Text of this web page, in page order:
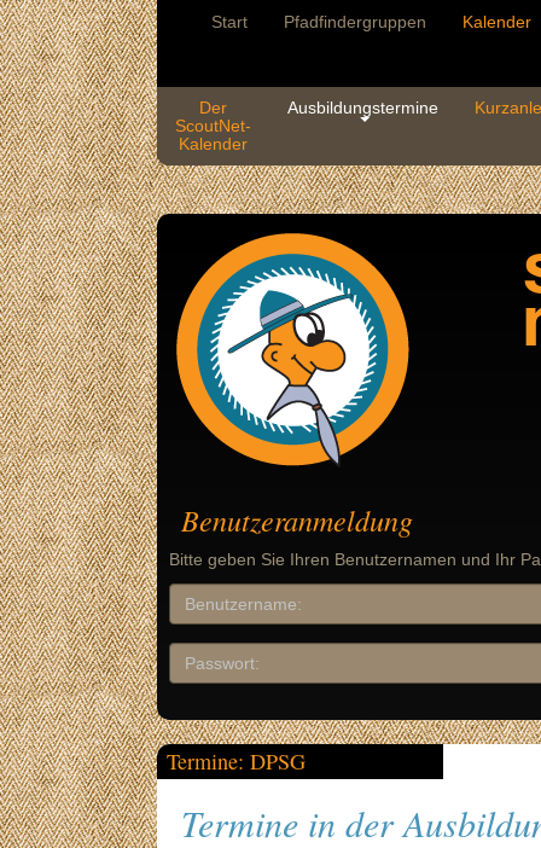
Start Pfadfindergruppen Kalender
Der
ScoutNet-
Kalender
Ausbildungstermine
Benutzeranmeldung
Bitte geben Sie Ihren Benutzernamen und Ihr
Termine: DPSG
Termine in der